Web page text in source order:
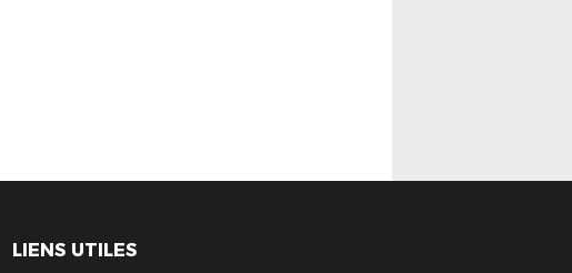
LIENS UTILES